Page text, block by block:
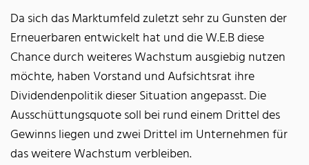
Da sich das Marktumfeld zuletzt sehr zu Gunsten der
Erneuerbaren entwickelt hat und die W.E.B diese
Chance durch weiteres Wachstum ausgiebig nutzen
möchte, haben Vorstand und Aufsichtsrat ihre
Dividendenpolitik dieser Situation angepasst. Die
Ausschüttungsquote soll bei rund einem Drittel des
Gewinns liegen und zwei Drittel im Unternehmen für
das weitere Wachstum verbleiben.